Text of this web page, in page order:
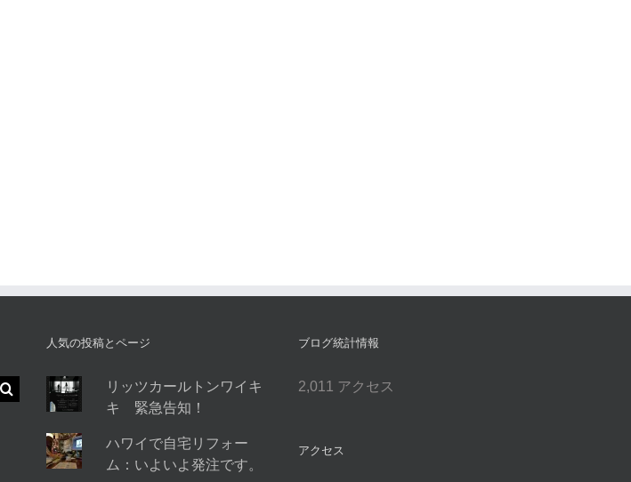
人気の投稿とページ
リッツカールトンワイキ
キ 緊急告知！
ハワイで自宅リフォー
ム：いよいよ発注です。
ブログ統計情報
2,011 アクセス
アクセス